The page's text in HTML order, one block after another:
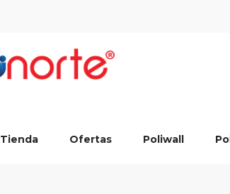
Tienda Ofertas Poliwall